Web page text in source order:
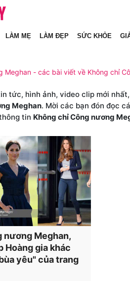
LÀM MẸ LÀM ĐẸP SỨC KHỎE
Meghan - các bài viết về Không chỉ
tức, hình ảnh, video clip mới
Meghan. Mời các bạn đón đọc
tin Không chỉ Công nương
nương Meghan,
Hoàng gia khác
yêu" của trang